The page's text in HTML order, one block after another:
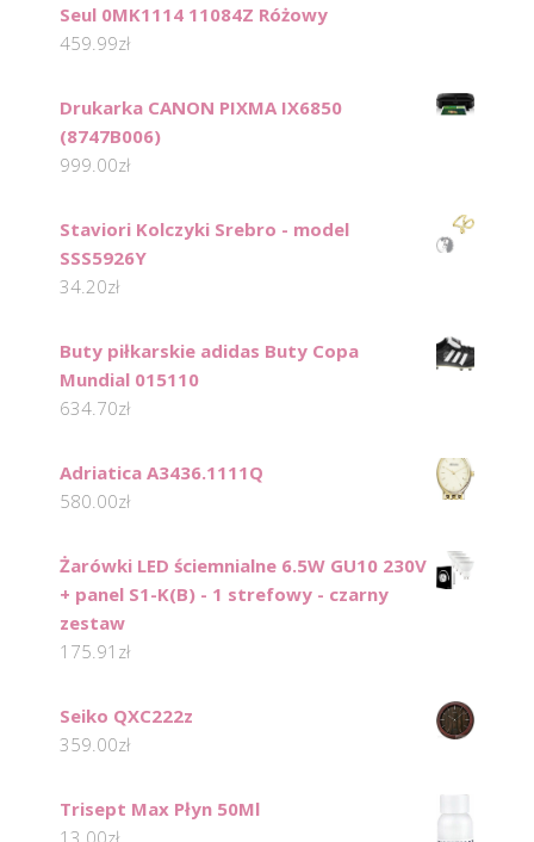
Seul 0MK1114 11084Z Różowy
459.99zł
Drukarka CANON PIXMA IX6850
(8747B006)
999.00zł
Staviori Kolczyki Srebro - model
SSS5926Y
34.20zł
Buty piłkarskie adidas Buty Copa
Mundial 015110
634.70zł
Adriatica A3436.1111Q
580.00zł
Żarówki LED ściemnialne 6.5W GU10 230V
+ panel S1-K(B) - 1 strefowy - czarny
zestaw
175.91 zł
Seiko QXC222z
359.00zł
Trisept Max Płyn 50Ml
13.00zł